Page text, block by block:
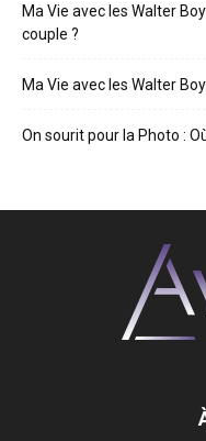
Ma Vie avec les Walter
couple ?
Ma Vie avec les Walter
On sourit pour la Photo :